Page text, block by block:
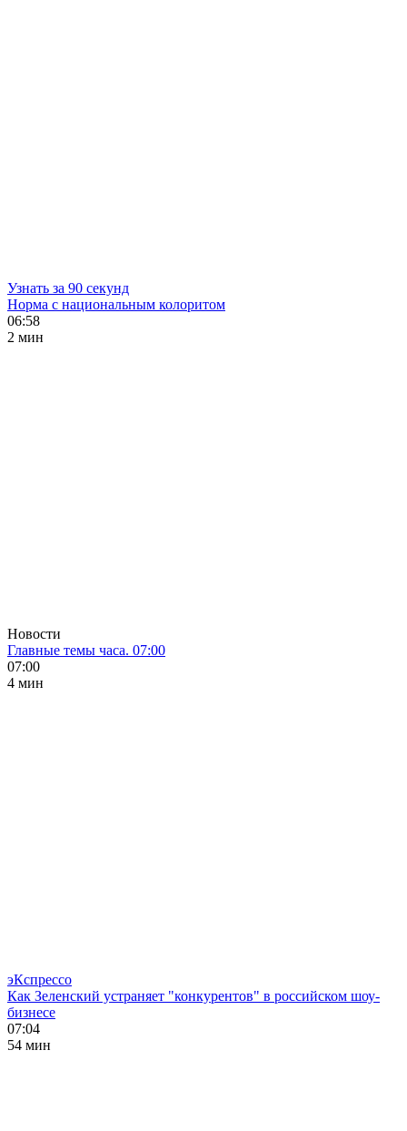
Узнать за 90 секунд
Норма с национальным колоритом
06:58
2 мин
Новости
Главные темы часа. 07:00
07:00
4 мин
эКспрессо
Как Зеленский устраняет "конкурентов" в российском шоу-
бизнесе
07:04
54 мин